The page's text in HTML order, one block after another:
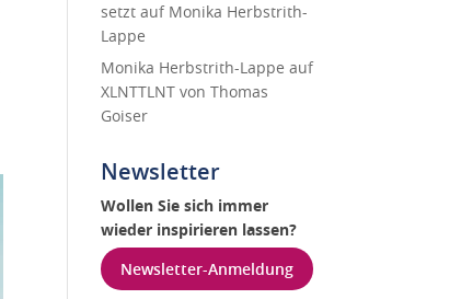
setzt auf Monika Herbstrith-
Lappe
Monika Herbstrith-Lappe auf
XLNTTLNT von Thomas
Goiser
Newsletter
Wollen Sie sich immer
wieder inspirieren lassen?
Newsletter-Anmeldung